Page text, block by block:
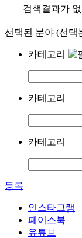
검색결과가
선택된 분야 (선택
카테고리
카테고리
카테고리
등록
인스타그램
페이스북
유튜브